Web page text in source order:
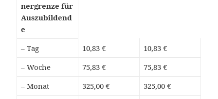
nergrenze für
Auszubildend
e
– Tag
10,83 €
10,83 €
– Woche
75,83 €
75,83 €
– Monat
325,00 €
325,00 €